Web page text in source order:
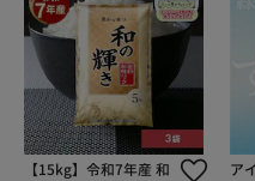
【15kg】令和7年産 和
ア